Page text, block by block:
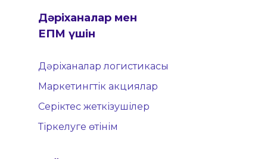
Дәріханалар мен
ЕПМ үшін
Дәріханалар логистикасы
Маркетингтік акциялар
Серіктес жеткізушілер
Тіркелуге өтінім